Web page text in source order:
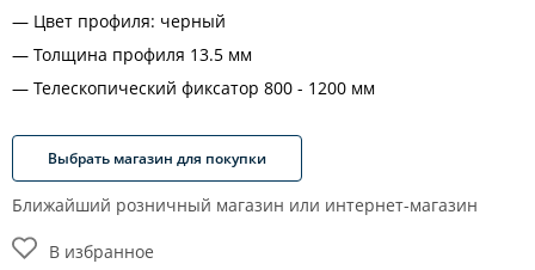
Цвет профиля: черный
Толщина профиля 13.5 мм
Телескопический фиксатор 800 - 1200 мм
Выбрать магазин для покупки
Ближайший розничный магазин или интернет-магазин
В избранное